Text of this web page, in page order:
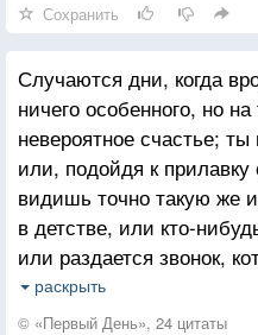
а вы просто забыли.
помните, как сильно
сильно вас любят. И
непросто, вы
счастливы.
Сохранить
Случаются дни, когда
ничего особенного, но
невероятное счастье;
или, подойдя к
видишь точно такую же
в детстве, или кто-
или раздается звонок,
тебе говорят что-
обнимает тебя — он
раскрыть
© «Первый День», 24 цитаты